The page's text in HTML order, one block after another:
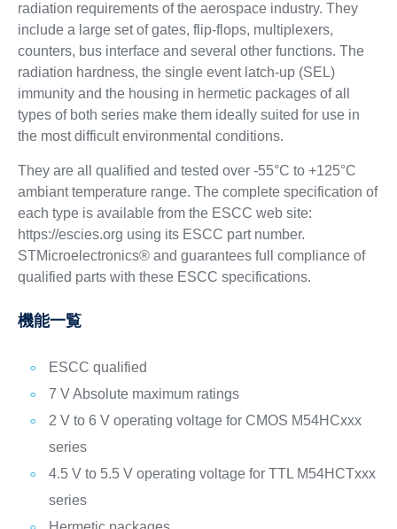
radiation requirements of the aerospace industry. They
include a large set of gates, flip-flops, multiplexers,
counters, bus interface and several other functions. The
radiation hardness, the single event latch-up (SEL)
immunity and the housing in hermetic packages of all
types of both series make them ideally suited for use in
the most difficult environmental conditions.
They are all qualified and tested over -55°C to +125°C
ambiant temperature range. The complete specification of
each type is available from the ESCC web site:
https://escies.org using its ESCC part number.
STMicroelectronics® and guarantees full compliance of
qualified parts with these ESCC specifications.
機能一覧
ESCC qualified
7 V Absolute maximum ratings
2 V to 6 V operating voltage for CMOS M54HCxxx
series
4.5 V to 5.5 V operating voltage for TTL M54HCTxxx
series